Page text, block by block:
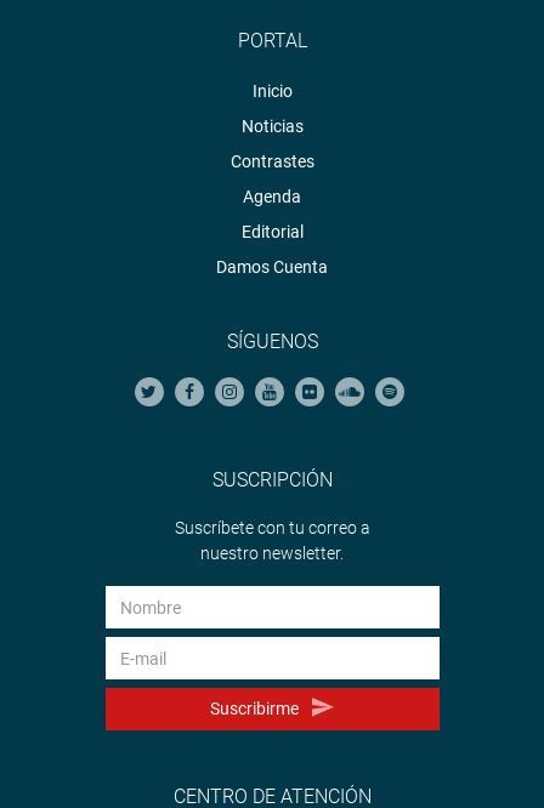
PORTAL
Inicio
Noticias
Contrastes
Agenda
Editorial
Damos Cuenta
SÍGUENOS
SUSCRIPCIÓN
Suscríbete con tu correo a
nuestro newsletter.
Suscribirme
CENTRO DE ATENCIÓN